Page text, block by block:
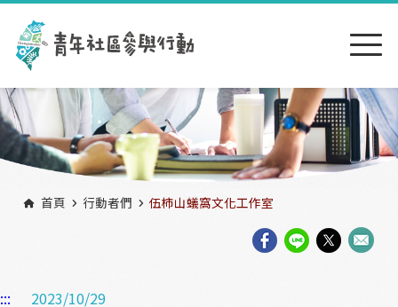
跳到主要內容區塊
首頁 行動者們 伍柿山蟻窩文化工作室
::: 2023/10/29